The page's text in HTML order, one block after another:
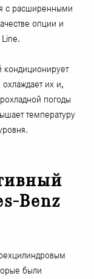
с расширенными
опции и
кондиционирует
их и,
погоды
температуру
Benz
были